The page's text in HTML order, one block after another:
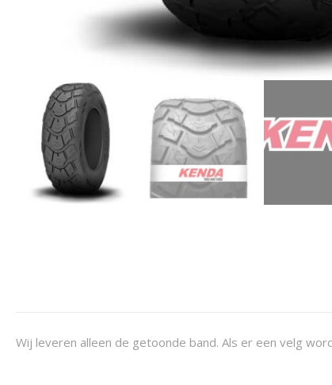
Wij leveren alleen de getoonde band. Als er een velg